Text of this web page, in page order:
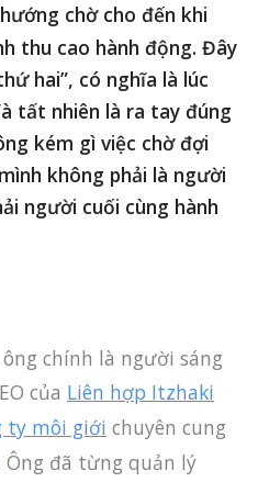
chờ cho đến khi
thu cao hành động. Đây
hai”, có nghĩa là lúc
tất nhiên là ra tay đúng
kém gì việc chờ đợi
không phải là người
người cuối cùng hành
chính là người sáng
của Liên hợp Itzhaki
ty môi giới chuyên cung
Ông đã từng quản lý